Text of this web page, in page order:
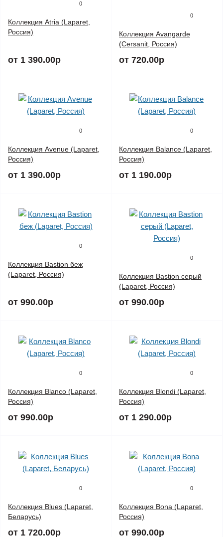
0
Коллекция Atria (Laparet,
Россия)
от 1 390.00р
0
Коллекция Avangarde
(Cersanit, Россия)
от 720.00р
0
Коллекция Avenue (Laparet,
Россия)
от 1 390.00р
0
Коллекция Balance (Laparet,
Россия)
от 1 190.00р
0
Коллекция Bastion беж
(Laparet, Россия)
от 990.00р
0
Коллекция Bastion серый
(Laparet, Россия)
от 990.00р
0
Коллекция Blanco (Laparet,
Россия)
от 990.00р
0
Коллекция Blondi (Laparet,
Россия)
от 1 290.00р
0
Коллекция Blues (Laparet,
Беларусь)
от 1 720.00р
0
Коллекция Bona (Laparet,
Россия)
от 990.00р